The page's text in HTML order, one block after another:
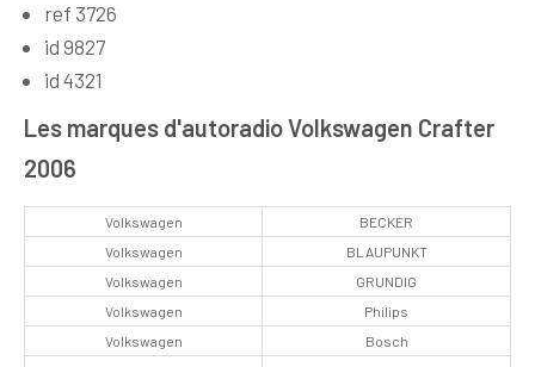
ref 3726
id 9827
id 4321
Les marques d'autoradio Volkswagen Crafter
2006
Volkswagen
BECKER
Volkswagen
BLAUPUNKT
Volkswagen
GRUNDIG
Volkswagen
Philips
Volkswagen
Bosch